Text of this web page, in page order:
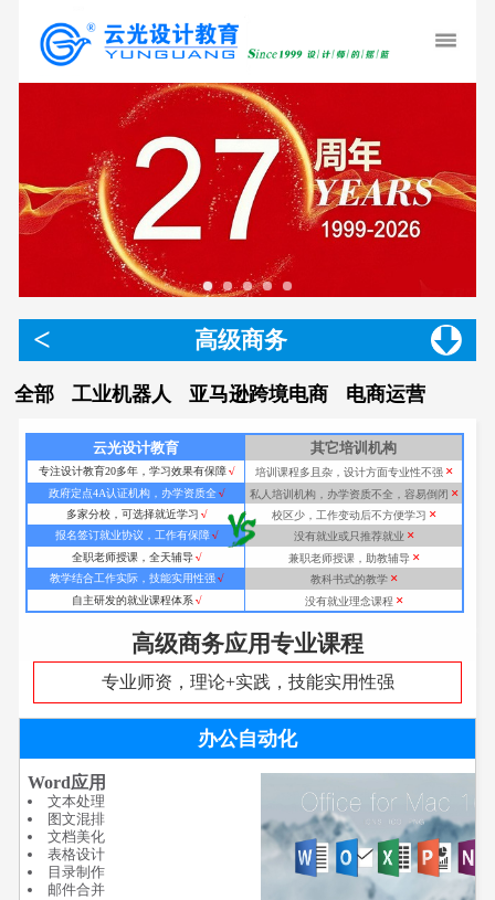
< 高级商务
全部 工业机器人 亚马逊跨境电商 电商运营
云光设计教育
专注设计教育20多年，学习效果有保障 √
政府定点4A认证机构，办学资质全 √
多家分校，可选择就近学习 √
报名签订就业协议，工作有保障 √
全职老师授课，全天辅导 √
教学结合工作实际，技能实用性强 √
自主研发的就业课程体系 √
其它培训机构
培训课程多且杂，设计方面专业性不强 ×
私人培训机构，办学资质不全，容易倒闭 ×
校区少，工作变动后不方便学习 ×
没有就业或只推荐就业 ×
兼职老师授课，助教辅导 ×
教科书式的教学 ×
没有就业理念课程 ×
高级商务应用专业课程
专业师资，理论+实践，技能实用性强
办公自动化
Word应用
文本处理
图文混排
文档美化
表格设计
目录制作
邮件合并